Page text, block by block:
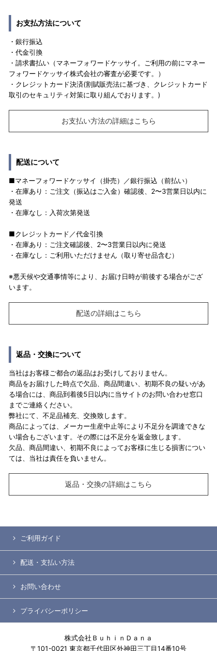
お支払方法について
・銀行振込
・代金引換
・請求書払い（マネーフォワードケッサイ。ご利用の前にマネー
フォワードケッサイ株式会社の審査が必要です。）
・クレジットカード決済(割賦販売法に基づき、クレジットカード
取引のセキュリティ対策に取り組んでおります。)
お支払い方法の詳細はこちら
配送について
■マネーフォワードケッサイ（掛売）／銀行振込（前払い）
・在庫あり：ご注文（振込はご入金）確認後、2〜3営業日以内に
発送
・在庫なし：入荷次第発送
■クレジットカード／代金引換
・在庫あり：ご注文確認後、2〜3営業日以内に発送
・在庫なし：ご利用いただけません（取り寄せ品含む）
※悪天候や交通事情等により、お届け日時が前後する場合がござ
います。
配送の詳細はこちら
返品・交換について
当社はお客様ご都合の返品はお受けしておりません。
商品をお届けした時点で欠品、商品間違い、初期不良の疑いがあ
る場合には、商品到着後5日以内に当サイトのお問い合わせ窓口
までご連絡ください。
弊社にて、不足品補充、交換致します。
商品によっては、メーカー生産中止等により不足分を調達できな
い場合もございます。その際には不足分を返金致します。
欠品、商品間違い、初期不良によってお客様に生じる損害につい
ては、当社は責任を負いません。
返品・交換の詳細はこちら
ご利用ガイド
配送・支払い方法
お問い合わせ
プライバシーポリシー
株式会社ＢｕｈｉｎＤａｎａ
〒101-0021 東京都千代田区外神田三丁目14番10号